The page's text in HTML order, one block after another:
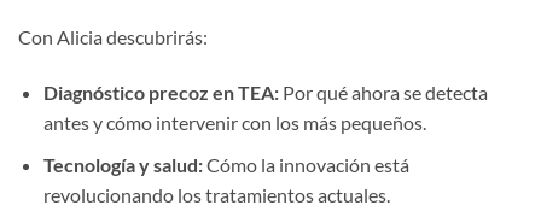
Con Alicia descubrirás:
Diagnóstico precoz en TEA:Por qué ahora se detecta
antes y cómo intervenir con los más pequeños.
Tecnología y salud:Cómo la innovación está
revolucionando los tratamientos actuales.